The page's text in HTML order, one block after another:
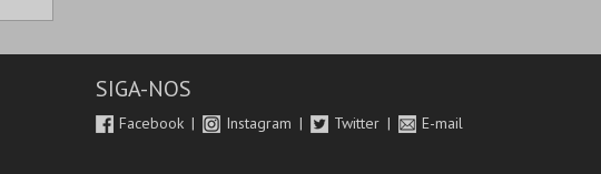
SIGA-NOS
Facebook Instagram Twitter E-mail